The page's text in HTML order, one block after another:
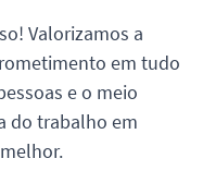
Valorizamos a
em tudo
e o meio
do trabalho em